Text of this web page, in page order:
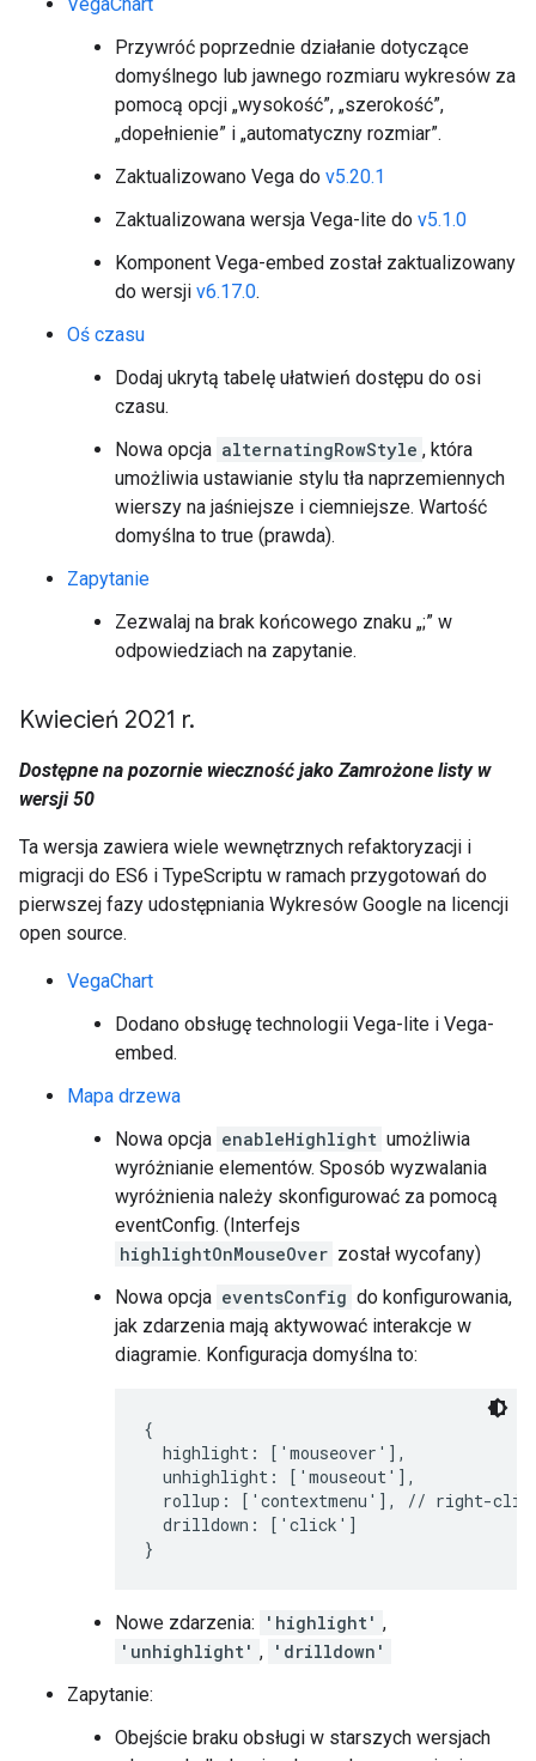
Przywróć poprzednie działanie dotyczące
domyślnego lub jawnego rozmiaru wykresów za
pomocą opcji „wysokość”, „szerokość”,
„dopełnienie” i „automatyczny rozmiar”.
Zaktualizowano Vega do v5.20.1
Zaktualizowana wersja Vega-lite do v5.1.0
Komponent Vega-embed został zaktualizowany
do wersji v6.17.0.
Oś czasu
Dodaj ukrytą tabelę ułatwień dostępu do osi
czasu.
Nowa opcja alternatingRowStyle , która
umożliwia ustawianie stylu tła naprzemiennych
wierszy na jaśniejsze i ciemniejsze. Wartość
domyślna to true (prawda).
Zapytanie
Zezwalaj na brak końcowego znaku „;” w
odpowiedziach na zapytanie.
Kwiecień 2021 r.
Dostępne na pozornie wieczność jako Zamrożone listy w
wersji 50
Ta wersja zawiera wiele wewnętrznych refaktoryzacji i
migracji do ES6 i TypeScriptu w ramach przygotowań do
pierwszej fazy udostępniania Wykresów Google na licencji
open source.
VegaChart
Dodano obsługę technologii Vega-lite i Vega-
embed.
Mapa drzewa
Nowa opcja enableHighlight umożliwia
wyróżnianie elementów. Sposób wyzwalania
wyróżnienia należy skonfigurować za pomocą
eventConfig. (Interfejs
highlightOnMouseOver został wycofany)
Nowa opcja eventsConfig do konfigurowania,
jak zdarzenia mają aktywować interakcje w
diagramie. Konfiguracja domyślna to:
{
  highlight: ['mouseover'],
  unhighlight: ['mouseout'],
rollup: ['contextmenu'], // right-
  drilldown: ['click']
}
Nowe zdarzenia: 'highlight' ,
'unhighlight' , 'drilldown'
Zapytanie:
Obejście braku obsługi w starszych wersjach